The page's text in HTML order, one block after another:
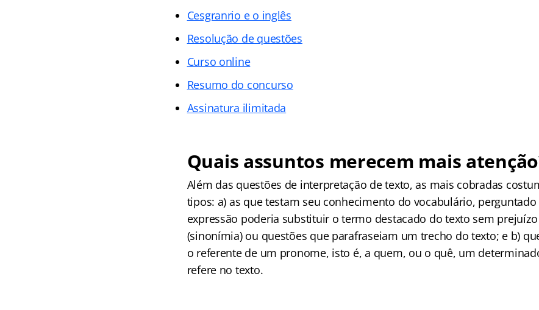
Cesgranrio e o inglês
Resolução de questões
Curso online
Resumo do concurso
Assinatura ilimitada
Quais assuntos merecem mais
Além das questões de interpretação de texto, as mais cobradas
tipos: a) as que testam seu conhecimento do vocabulário,
expressão poderia substituir o termo destacado do texto sem
(sinonímia) ou questões que parafraseiam um trecho do texto; e b)
o referente de um pronome, isto é, a quem, ou o quê, um
refere no texto.